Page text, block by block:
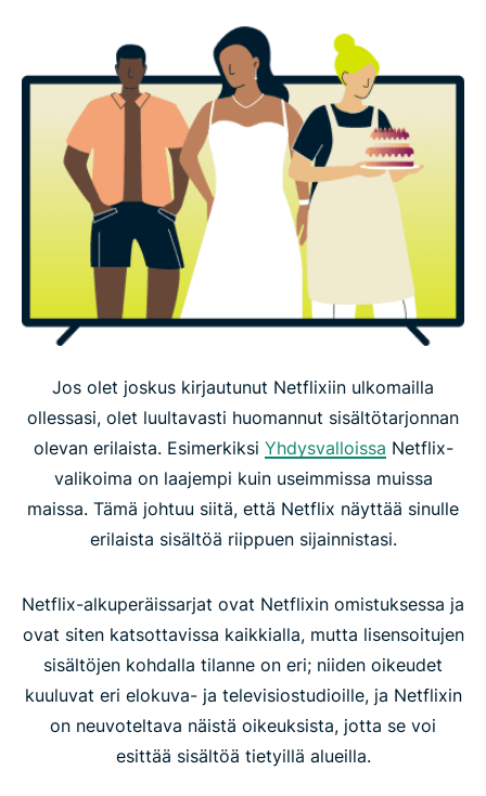
Jos olet joskus kirjautunut Netflixiin ulkomailla
ollessasi, olet luultavasti huomannut sisältötarjonnan
olevan erilaista. Esimerkiksi Yhdysvalloissa Netflix-
valikoima on laajempi kuin useimmissa muissa
maissa. Tämä johtuu siitä, että Netflix näyttää sinulle
erilaista sisältöä riippuen sijainnistasi.
Netflix-alkuperäissarjat ovat Netflixin omistuksessa ja
ovat siten katsottavissa kaikkialla, mutta lisensoitujen
sisältöjen kohdalla tilanne on eri; niiden oikeudet
kuuluvat eri elokuva- ja televisiostudioille, ja Netflixin
on neuvoteltava näistä oikeuksista, jotta se voi
esittää sisältöä tietyillä alueilla.